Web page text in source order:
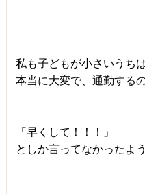
私も子どもが小さいうち
本当に大変で、通勤する
「早くして！！！」
としか言ってなかったよ